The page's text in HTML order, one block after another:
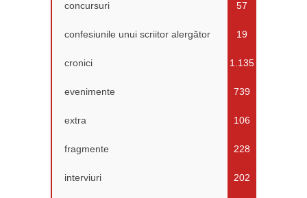
concursuri 57
confesiunile unui scriitor alergător 19
cronici 1.135
evenimente 739
extra 106
fragmente 228
interviuri 202